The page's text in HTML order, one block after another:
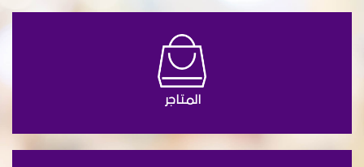
المتاجر